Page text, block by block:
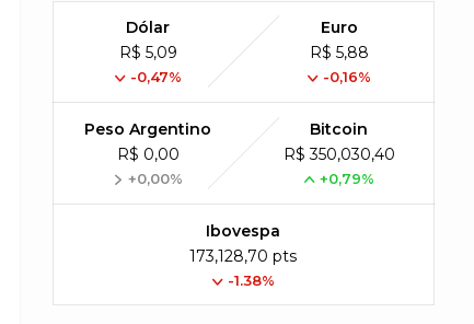
Dólar
R$ 5,09
-0,47%
Euro
R$ 5,88
-0,16%
Peso Argentino
R$ 0,00
+0,00%
Bitcoin
R$ 350,030,40
+0,79%
Ibovespa
173,128,70 pts
-1.38%